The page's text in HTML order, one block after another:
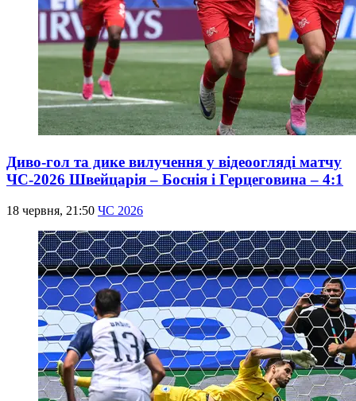
Диво-гол та дике вилучення у відеоогляді матчу
ЧС-2026 Швейцарія – Боснія і Герцеговина – 4:1
18 червня, 21:50 ЧС 2026